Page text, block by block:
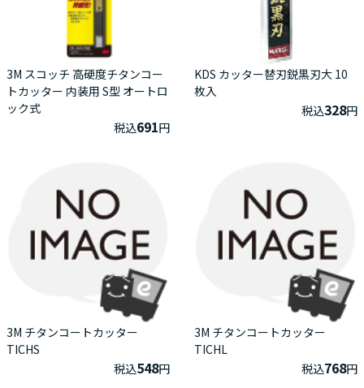
3M スコッチ 高硬度チタンコー
トカッター 内装用 S型 オートロ
ック式
税込691円
KDS カッター替刃鋭黒刃大 10
枚入
税込328円
3M チタンコートカッター
TICHS
税込548円
3M チタンコートカッター
TICHL
税込768円